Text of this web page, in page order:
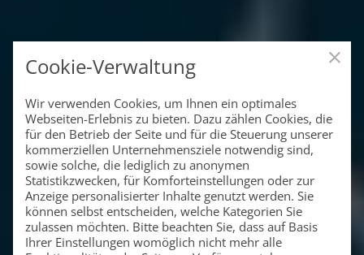
Cookie-Verwaltung
Wir verwenden Cookies, um Ihnen ein optimales
Webseiten-Erlebnis zu bieten. Dazu zählen Cookies, die
für den Betrieb der Seite und für die Steuerung unserer
kommerziellen Unternehmensziele notwendig sind,
sowie solche, die lediglich zu anonymen
Statistikzwecken, für Komforteinstellungen oder zur
Anzeige personalisierter Inhalte genutzt werden. Sie
können selbst entscheiden, welche Kategorien Sie
zulassen möchten. Bitte beachten Sie, dass auf Basis
Ihrer Einstellungen womöglich nicht mehr alle